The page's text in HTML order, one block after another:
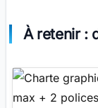
À retenir :